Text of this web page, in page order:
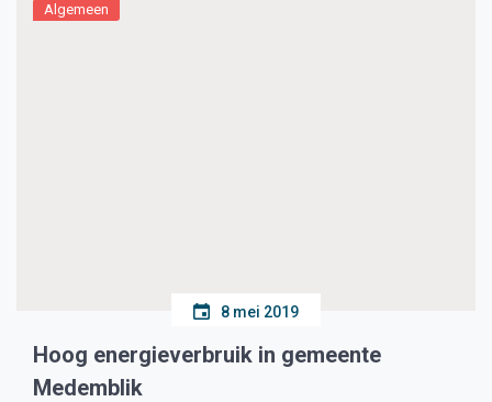
Algemeen
8 mei 2019
Hoog energieverbruik in gemeente
Medemblik